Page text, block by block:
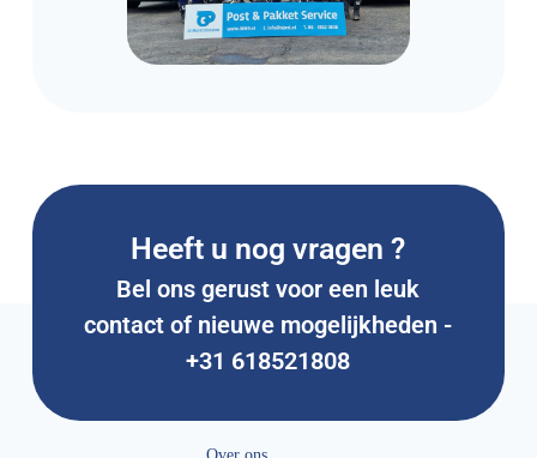
Heeft u nog vragen ?
Bel ons gerust voor een leuk
contact of nieuwe mogelijkheden -
+31 618521808